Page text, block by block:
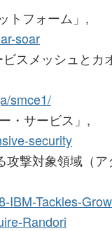
トフォーム」,
soar
スメッシュとカ
smce1/
・サービス」,
security
攻撃対象領域（ア
IBM-Tackles-
Randori